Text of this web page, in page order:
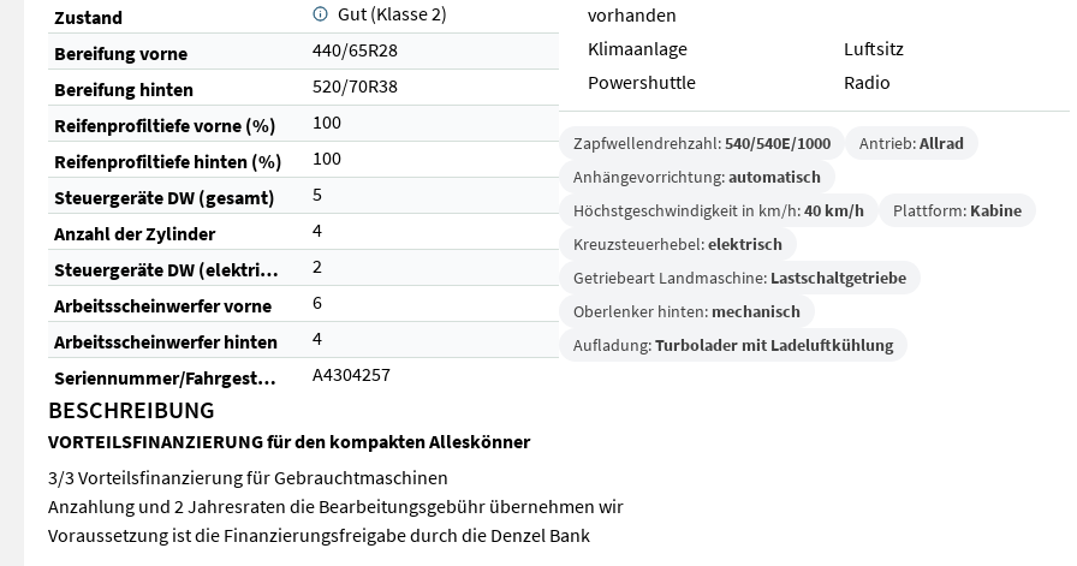
Zustand
Gut (Klasse 2)
Bereifung vorne
440/65R28
Bereifung hinten
520/70R38
Reifenprofiltiefe vorne (%)
100
Reifenprofiltiefe hinten (%)
100
Steuergeräte DW (gesamt)
5
Anzahl der Zylinder
4
Steuergeräte DW (elektrisch)
2
Arbeitsscheinwerfer vorne
6
Arbeitsscheinwerfer hinten
4
Seriennummer/Fahrgestellnummer
A4304257
vorhanden
Klimaanlage
Luftsitz
Powershuttle
Radio
Zapfwellendrehzahl:540/540E/1000 Antrieb:Allrad
Anhängevorrichtung:automatisch
Höchstgeschwindigkeit in km/h:40 km/h Plattform: Kabine
Kreuzsteuerhebel:elektrisch
Getriebeart Landmaschine: Lastschaltgetriebe
Oberlenker hinten: mechanisch
Aufladung:Turbolader mit Ladeluftkühlung
BESCHREIBUNG
VORTEILSFINANZIERUNG für den kompakten Alleskönner
3/3 Vorteilsfinanzierung für Gebrauchtmaschinen
Anzahlung und 2 Jahresraten die Bearbeitungsgebühr übernehmen wir
Voraussetzung ist die Finanzierungsfreigabe durch die Denzel Bank